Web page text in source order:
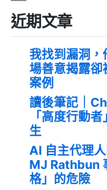
近期文章
我找到漏洞
場善意揭露卻
案例
讀後筆記｜
「高度行動
生
AI 自主代理
MJ Rathbun
格」的危險